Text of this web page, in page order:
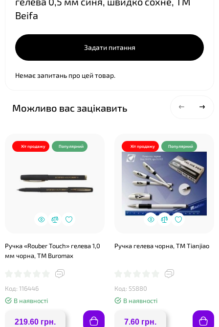
Beifa
Задати питання
Немає запитань про цей товар.
Можливо вас зацікавить
Хіт продажу Популярний
Ручка «Rouber Touch» гелева 1,0
мм чорна, ТМ Buromax
Код: 116446
В наявності
219.60 грн.
Хіт продажу Популярний
Ручка гелева чорна, ТМ Tianjiao
Код: 55880
В наявності
7.60 грн.